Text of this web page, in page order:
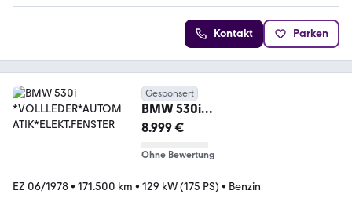
Kontakt Parken
Gesponsert
BMW 530i
*VOLLLEDER*AUTOMATIK*ELEKT.
8.999 €
Ohne Bewertung
EZ 06/1978• 171.500 km • 129 kW (175 PS) • Benzin